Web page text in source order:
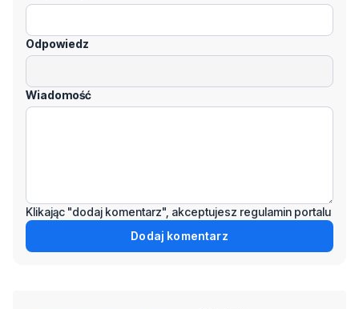
Odpowiedz
Wiadomość
Klikając "dodaj komentarz", akceptujesz regulamin portalu
Dodaj komentarz